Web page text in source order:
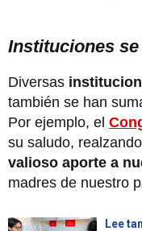
Instituciones
Diversas
también se han
Por ejemplo, el
su saludo,
valioso aporte a
madres de nuestro
Lee